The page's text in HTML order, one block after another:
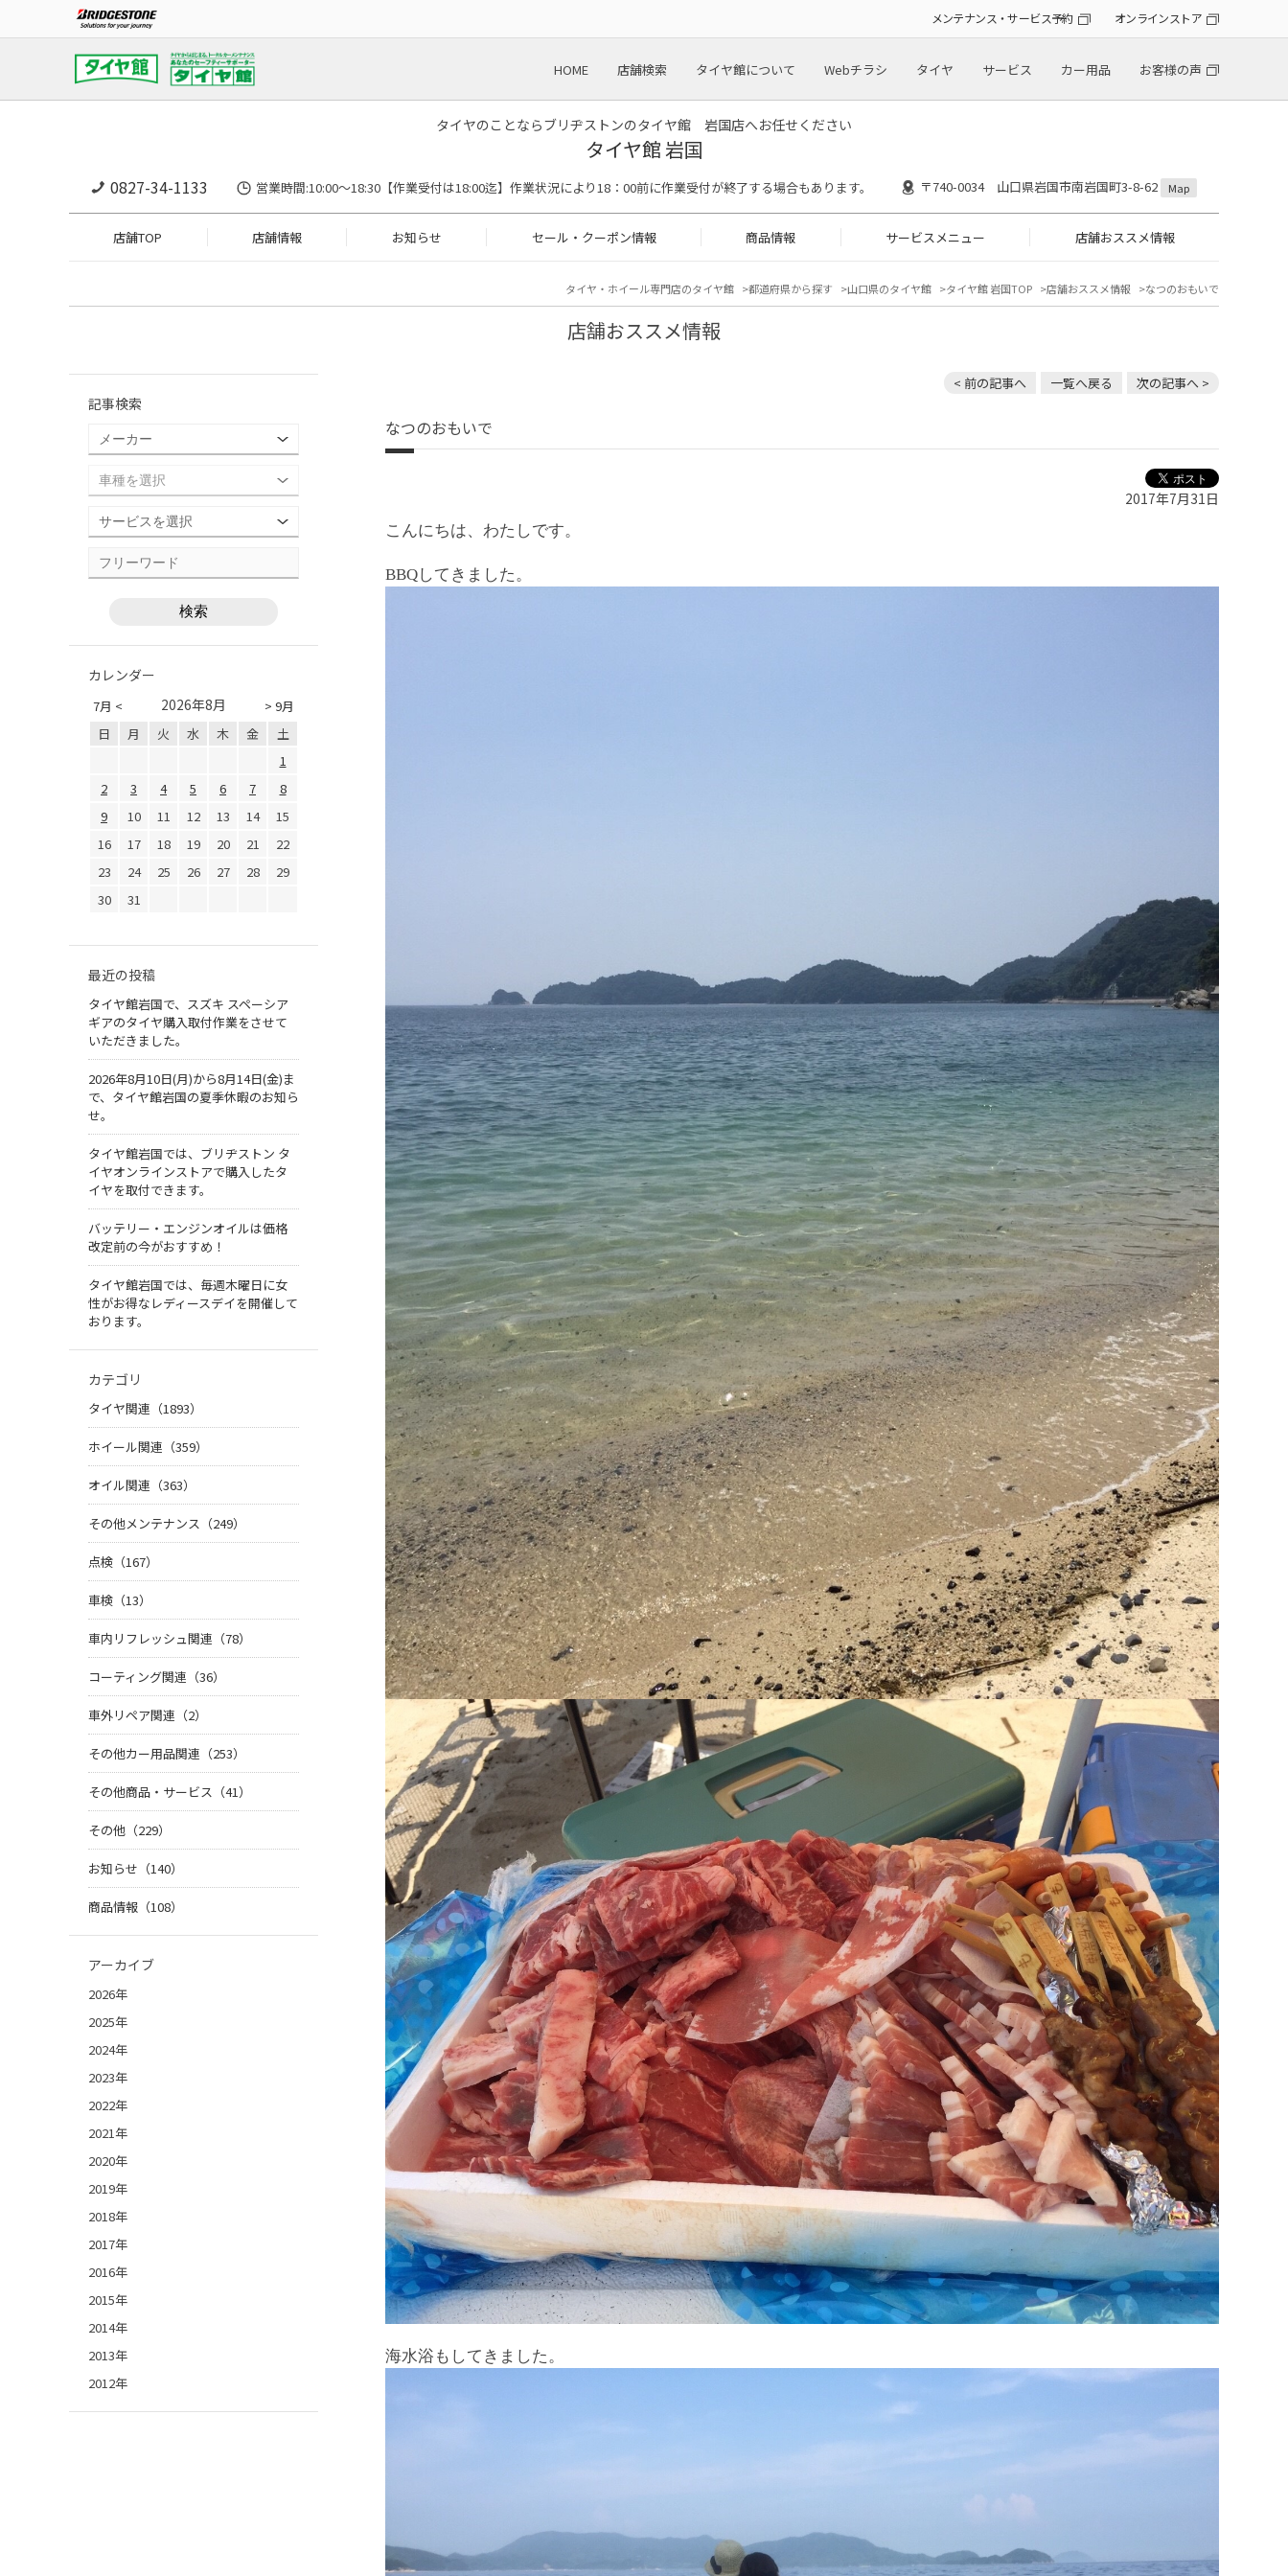
メンテナンス・サービス予約 オンラインストア
HOME 店舗検索 タイヤ館について Webチラシ タイヤ サービス カー用品 お客様の声
タイヤのことならブリヂストンのタイヤ館 岩国店へお任せください
タイヤ館 岩国
0827-34-1133 営業時間:10:00〜18:30【作業受付は18:00迄】作業状況により18：00前に作業受付が終了する場合もあります。 〒740-0034 山口県岩国市南岩国町3-8-62 Map
店舗TOP 店舗情報 お知らせ セール・クーポン情報 商品情報 サービスメニュー 店舗おススメ情報
タイヤ・ホイール専門店のタイヤ館 都道府県から探す 山口県のタイヤ館 タイヤ館 岩国TOP 店舗おススメ情報 なつのおもいで
店舗おススメ情報
< 前の記事へ 一覧へ戻る 次の記事へ >
なつのおもいで
2017年7月31日
こんにちは、わたしです。
BBQしてきました。
海水浴もしてきました。
記事検索
カレンダー
7月 < > 9月
2026年8月
日 月 火 水 木 金
土
1
2
3 4 5 6 7
8
9
10 11 12 13 14
15
16
17 18 19 20 21
22
23
24 25 26 27 28
29
30
31
最近の投稿
タイヤ館岩国で、スズキ スペーシア
ギアのタイヤ購入取付作業をさせて
いただきました。
2026年8月10日(月)から8月14日(金)ま
で、タイヤ館岩国の夏季休暇のお知ら
せ。
タイヤ館岩国では、ブリヂストン タ
イヤオンラインストアで購入したタ
イヤを取付できます。
バッテリー・エンジンオイルは価格
改定前の今がおすすめ！
タイヤ館岩国では、毎週木曜日に女
性がお得なレディースデイを開催して
おります。
カテゴリ
タイヤ関連（1893）
ホイール関連（359）
オイル関連（363）
その他メンテナンス（249）
点検（167）
車検（13）
車内リフレッシュ関連（78）
コーティング関連（36）
車外リペア関連（2）
その他カー用品関連（253）
その他商品・サービス（41）
その他（229）
お知らせ（140）
商品情報（108）
アーカイブ
2026年
2025年
2024年
2023年
2022年
2021年
2020年
2019年
2018年
2017年
2016年
2015年
2014年
2013年
2012年